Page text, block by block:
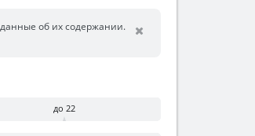
данные об их содержании.
до 22